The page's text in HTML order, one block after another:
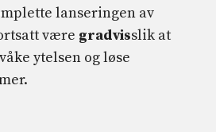
lanseringen av
være gradvisslik at
ytelsen og løse